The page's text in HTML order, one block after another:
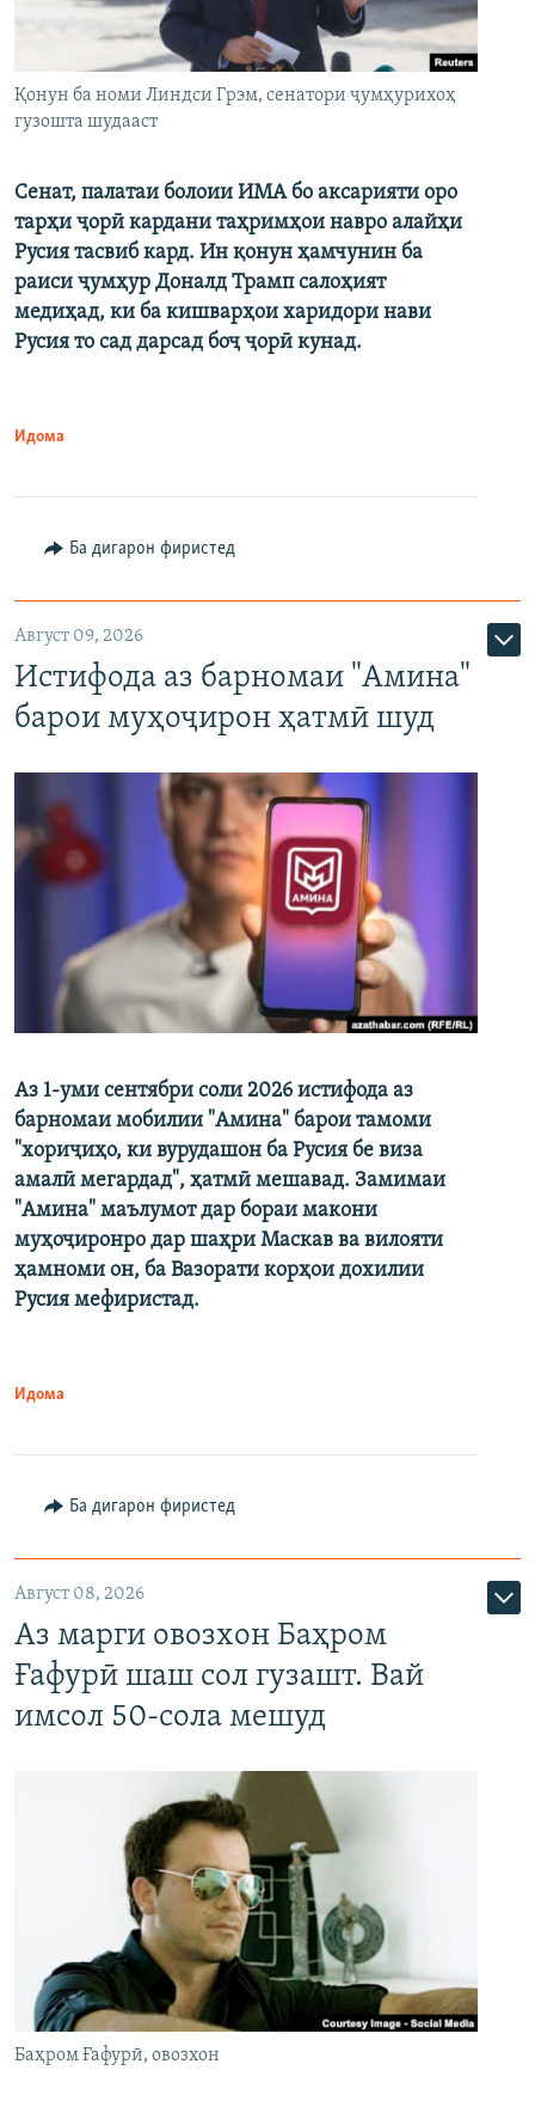
Қонун ба номи Линдси Грэм, сенатори ҷумҳурихоҳ
гузошта шудааст
Сенат, палатаи болоии ИМА бо аксарияти оро
тарҳи ҷорӣ кардани таҳримҳои навро алайҳи
Русия тасвиб кард. Ин қонун ҳамчунин ба
раиси ҷумҳур Доналд Трамп салоҳият
медиҳад, ки ба кишварҳои харидори нави
Русия то сад дарсад боҷ ҷорӣ кунад.
Идома
Ба дигарон фиристед
Август 09, 2026
Истифода аз барномаи "Амина"
барои муҳоҷирон ҳатмӣ шуд
Аз 1-уми сентябри соли 2026 истифода аз
барномаи мобилии "Амина" барои тамоми
"хориҷиҳо, ки вурудашон ба Русия бе виза
амалӣ мегардад", ҳатмӣ мешавад. Замимаи
"Амина" маълумот дар бораи макони
муҳоҷиронро дар шаҳри Маскав ва вилояти
ҳамноми он, ба Вазорати корҳои дохилии
Русия мефиристад.
Идома
Ба дигарон фиристед
Август 08, 2026
Аз марги овозхон Баҳром
Ғафурӣ шаш сол гузашт. Вай
имсол 50-сола мешуд
Баҳром Ғафурӣ, овозхон